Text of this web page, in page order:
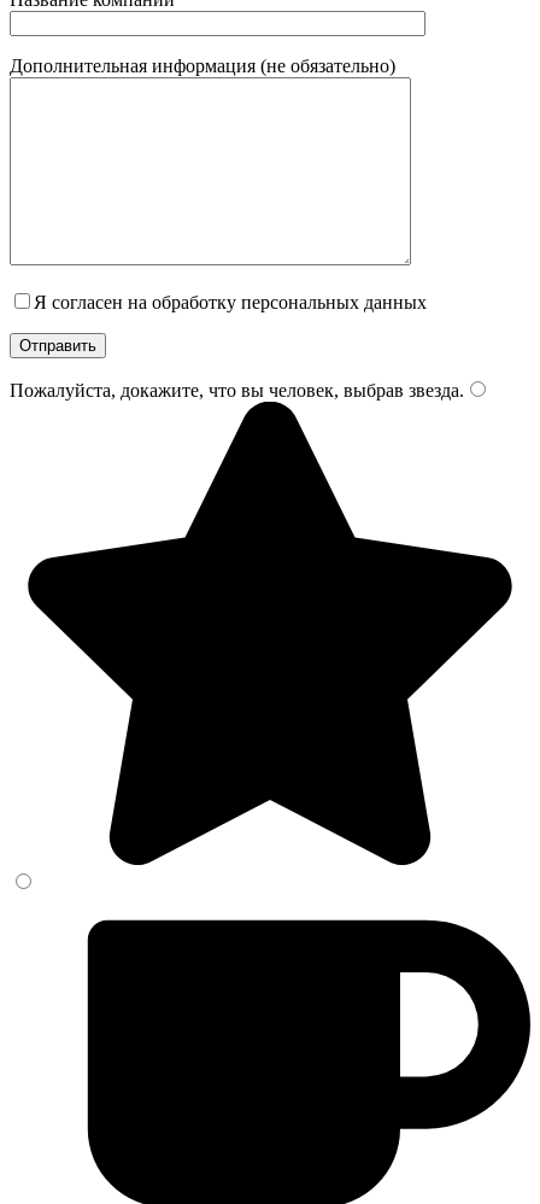
Дополнительная информация (не обязательно)
Я согласен на обработку персональных данных
Пожалуйста, докажите, что вы человек, выбрав звезда.